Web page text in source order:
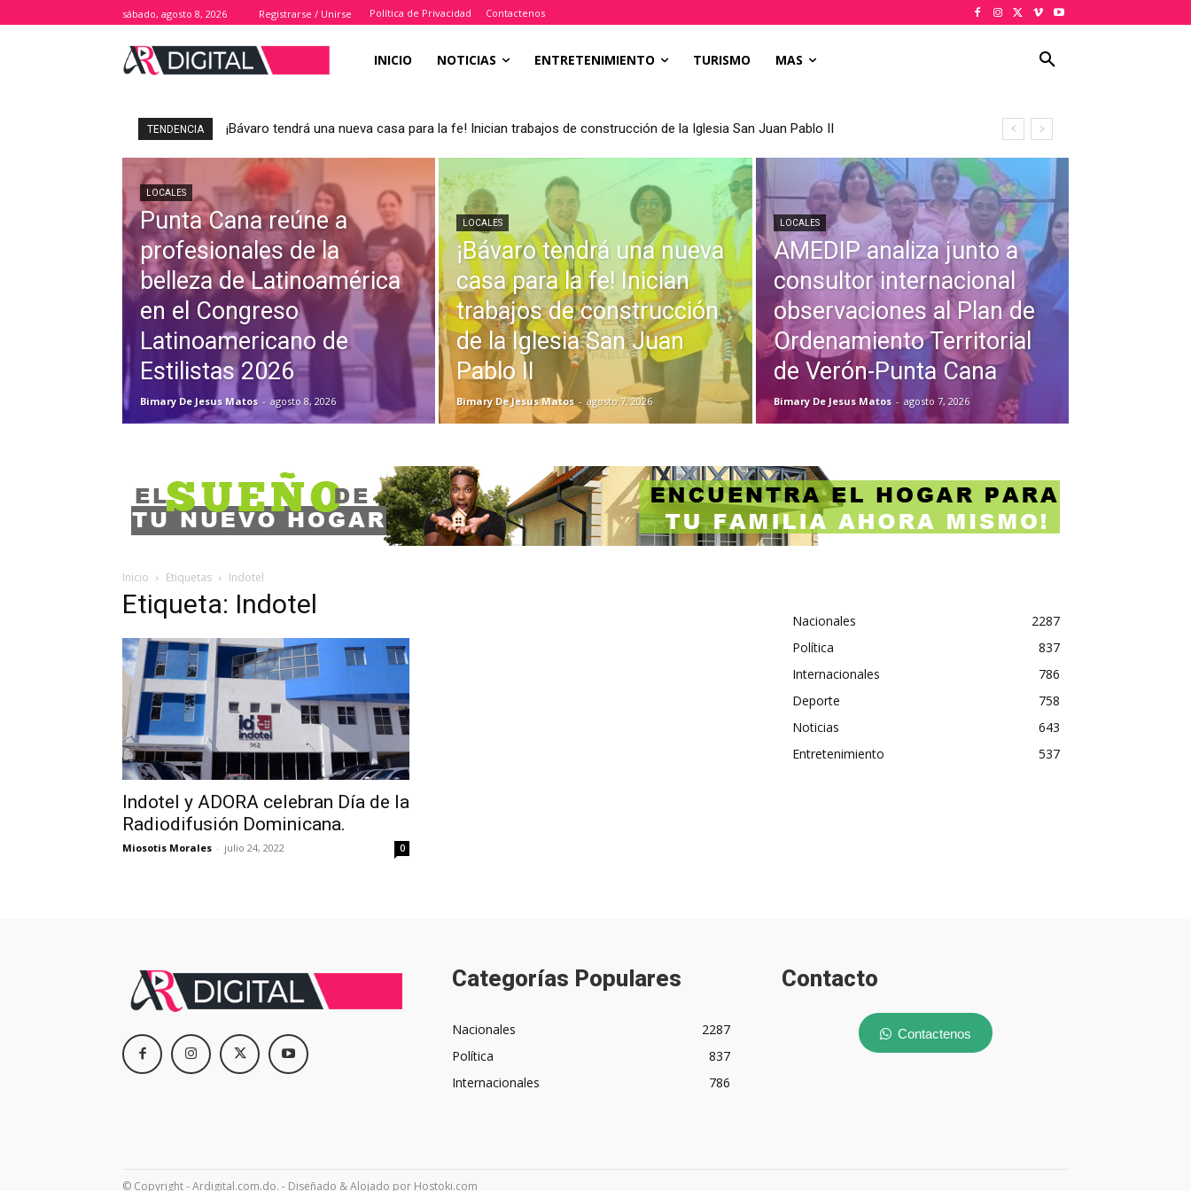
sábado, agosto 8, 2026 Registrarse / Unirse Política de Privacidad Contactenos
INICIO NOTICIAS ENTRETENIMIENTO TURISMO MAS
TENDENCIA ¡Bávaro tendrá una nueva casa para la fe! Inician trabajos de construcción de la Iglesia San Juan Pablo II
LOCALES
Punta Cana reúne a
profesionales de la
belleza de Latinoamérica
en el Congreso
Latinoamericano de
Estilistas 2026
Bimary De Jesus Matos - agosto 8, 2026
LOCALES
¡Bávaro tendrá una nueva
casa para la fe! Inician
trabajos de construcción
de la Iglesia San Juan
Pablo II
Bimary De Jesus Matos - agosto 7, 2026
LOCALES
AMEDIP analiza junto a
consultor internacional
observaciones al Plan de
Ordenamiento Territorial
de Verón-Punta Cana
Bimary De Jesus Matos - agosto 7, 2026
Inicio Etiquetas Indotel
Etiqueta: Indotel
Indotel y ADORA celebran Día de la
Radiodifusión Dominicana.
Miosotis Morales - julio 24, 2022 0
Nacionales
2287
Política
837
Internacionales
786
Deporte
758
Noticias
643
Entretenimiento
537
Categorías Populares
Nacionales
2287
Política
837
Internacionales
786
Contacto
Contactenos
© Copyright - Ardigital.com.do. - Diseñado & Alojado por Hostoki.com